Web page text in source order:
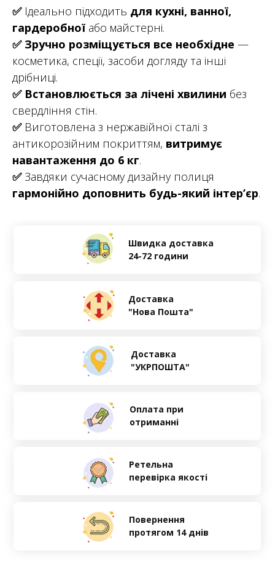
✅Ідеально підходить для кухні, ванної,
гардеробної або майстерні.
✅ Зручно розміщується все необхідне —
косметика, спеції, засоби догляду та інші
дрібниці.
✅ Встановлюється за лічені хвилини без
свердління стін.
✅Виготовлена з нержавійної сталі з
антикорозійним покриттям, витримує
навантаження до 6 кг.
✅Завдяки сучасному дизайну полиця
гармонійно доповнить будь-який інтер’єр.
Оплата при
отриманні
Ретельна
перевірка якості
Швидка доставка
24-72 години
Доставка
"Нова Пошта"
Доставка
"УКРПОШТА"
Повернення
протягом 14 днів